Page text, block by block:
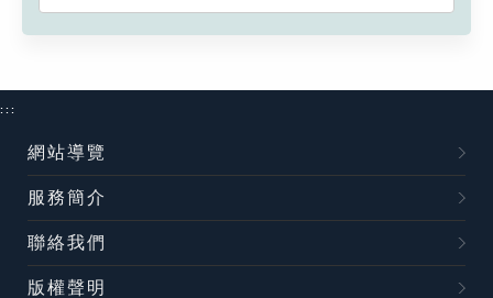
:::
網站導覽
服務簡介
聯絡我們
版權聲明